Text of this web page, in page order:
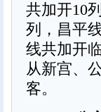
共加开10
列，昌平
线共加开
从新宫、
客。